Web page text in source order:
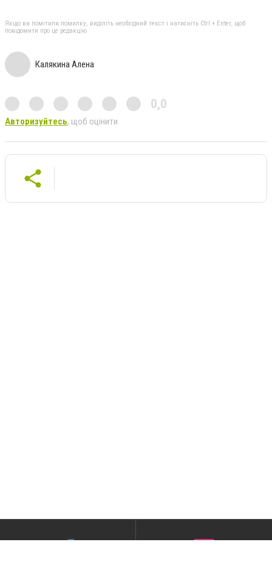
Якщо ви помітили помилку, виділіть необхідний текст і натисніть Ctrl + Enter, щоб
повідомити про це редакцію
Калякина Алена
0,0
Авторизуйтесь, щоб оцінити